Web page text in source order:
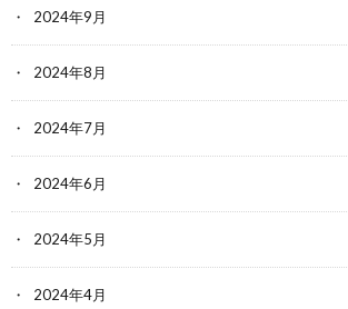
2024年9月
2024年8月
2024年7月
2024年6月
2024年5月
2024年4月